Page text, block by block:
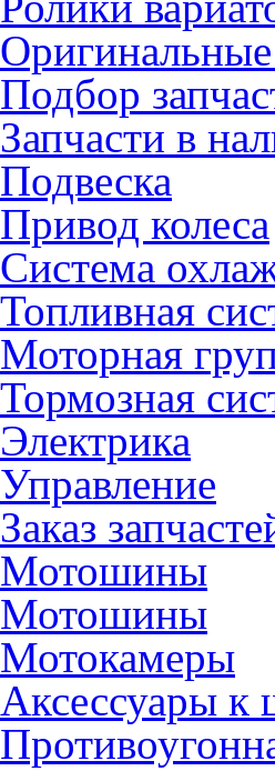
Подбор
Запчасти в
Подвеска
Привод колеса
Система
Топливная
Моторная
Тормозная
Электрика
Управление
Заказ
Мотошины
Мотошины
Мотокамеры
Аксессуары к